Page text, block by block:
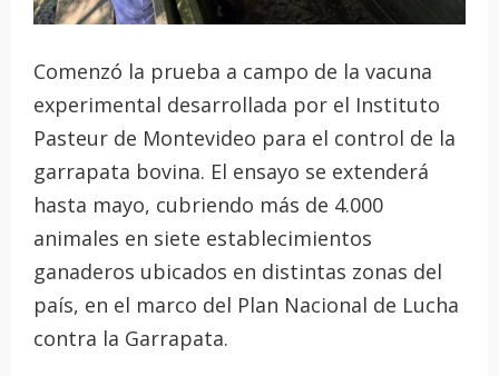
Comenzó la prueba a campo de la vacuna
experimental desarrollada por el Instituto
Pasteur de Montevideo para el control de la
garrapata bovina. El ensayo se extenderá
hasta mayo, cubriendo más de 4.000
animales en siete establecimientos
ganaderos ubicados en distintas zonas del
país, en el marco del Plan Nacional de Lucha
contra la Garrapata.